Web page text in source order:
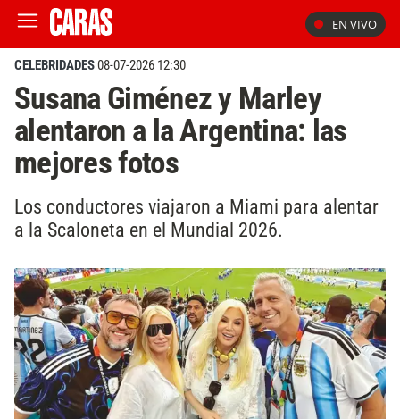
EN VIVO
CELEBRIDADES08-07-2026 12:30
Susana Giménez y Marley
alentaron a la Argentina: las
mejores fotos
Los conductores viajaron a Miami para alentar
a la Scaloneta en el Mundial 2026.